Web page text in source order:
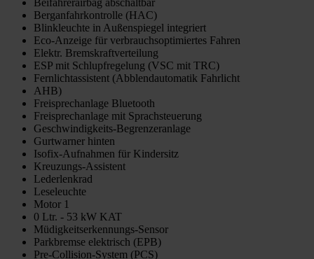
Berganfahrkontrolle (HAC)
Blinkleuchte in Außenspiegel integriert
Eco-Anzeige für verbrauchsoptimiertes Fahren
Elektr. Bremskraftverteilung
ESP mit Schlupfregelung (VSC mit TRC)
Fernlichtassistent (Abblendautomatik Fahrlicht
AHB)
Freisprechanlage Bluetooth
Freisprechanlage mit Sprachsteuerung
Geschwindigkeits-Begrenzeranlage
Gurtwarner hinten
Isofix-Aufnahmen für Kindersitz
Kreuzungs-Assistent
Lederlenkrad
Leseleuchte
Motor 1
0 Ltr. - 53 kW KAT
Müdigkeitserkennungs-Sensor
Parkbremse elektrisch (EPB)
Pre-Collision-System (PCS)